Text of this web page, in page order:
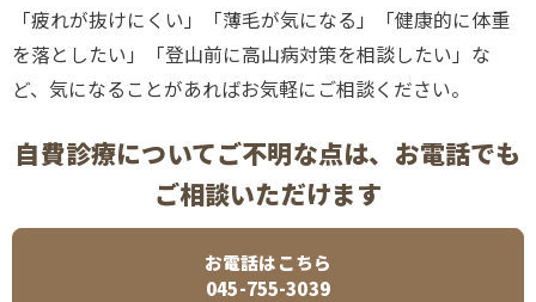
「疲れが抜けにくい」「薄毛が気になる」「健康的に体重
を落としたい」「登山前に高山病対策を相談したい」な
ど、気になることがあればお気軽にご相談ください。
自費診療についてご不明な点は、お電話でも
ご相談いただけます
お電話はこちら
045-755-3039